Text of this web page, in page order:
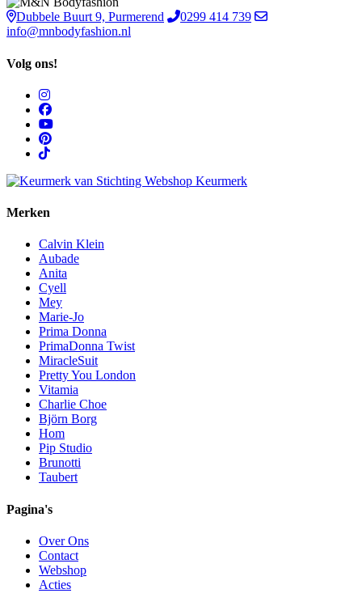
Dubbele Buurt 9, Purmerend
0299 414 739
info@mnbodyfashion.nl
Volg ons!
Merken
Calvin Klein
Aubade
Anita
Cyell
Mey
Marie-Jo
Prima Donna
PrimaDonna Twist
MiracleSuit
Pretty You London
Vitamia
Charlie Choe
Björn Borg
Hom
Pip Studio
Brunotti
Taubert
Pagina's
Over Ons
Contact
Webshop
Acties